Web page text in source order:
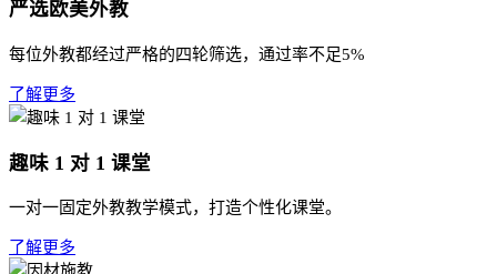
严选欧美外教
每位外教都经过严格的四轮筛选，通过率不足5%
了解更多
趣味 1 对 1 课堂
一对一固定外教教学模式，打造个性化课堂。
了解更多